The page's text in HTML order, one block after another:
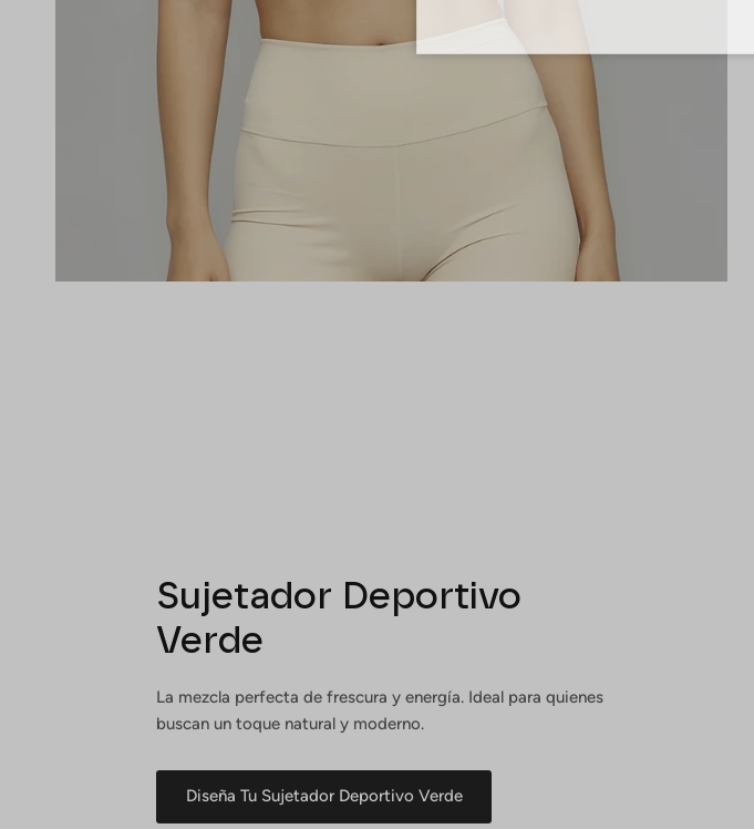
Sujetador Deportivo
Verde
La mezcla perfecta de frescura y energía. Ideal para quienes
buscan un toque natural y moderno.
Diseña Tu Sujetador Deportivo Verde